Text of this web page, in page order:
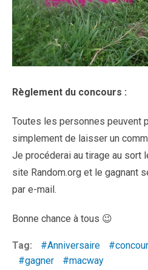
Règlement du concours :
Toutes les personnes peuvent
simplement de laisser un
Je procéderai au tirage au sort
site Random.org et le gagnant
par e-mail.
Bonne chance à tous 😉
Tag: Anniversaire
gagner
macway